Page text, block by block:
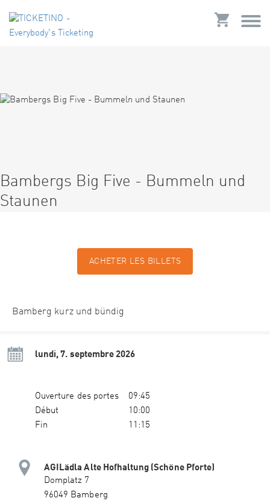
Bambergs Big Five - Bummeln und
Staunen
ACHETER LES BILLETS
Bamberg kurz und bündig
lundi, 7. septembre 2026
Ouverture des portes
09:45
Début
10:00
Fin
11:15
AGILädla Alte Hofhaltung (Schöne Pforte)
Domplatz 7
96049 Bamberg